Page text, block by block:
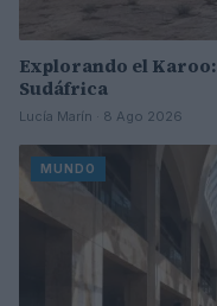
Explorando el
Sudáfrica
Lucía Marín · 8 Ago 2026
MUNDO